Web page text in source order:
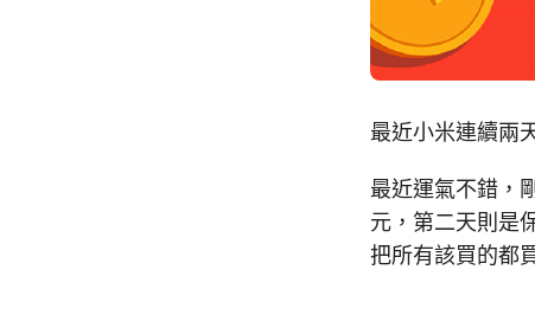
最近小米連續兩
最近運氣不錯，
元，第二天則是
把所有該買的都